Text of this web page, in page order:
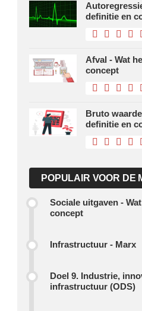
definitie en
Afval - Wat
concept
Bruto
definitie en
POPULAIR VOOR DE
Sociale uitgaven -
concept
Infrastructuur - Marx
Doel 9. Industrie,
infrastructuur (ODS)